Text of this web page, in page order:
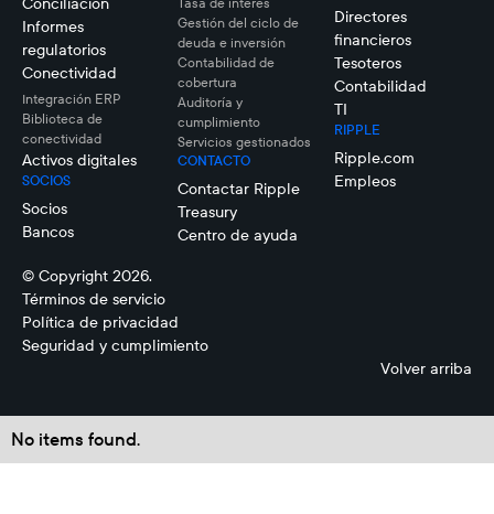
Informes
regulatorios
Conectividad
Integración ERP
Biblioteca de
conectividad
Activos digitales
SOCIOS
Socios
Bancos
Gestión del ciclo de
deuda e inversión
Contabilidad de
cobertura
Auditoría y
cumplimiento
Servicios gestionados
CONTACTO
Contactar Ripple
Treasury
Centro de ayuda
Directores
financieros
Tesoteros
Contabilidad
TI
RIPPLE
Ripple.com
Empleos
© Copyright 2026.
Términos de servicio
Política de privacidad
Seguridad y cumplimiento
Volver arriba
No items found.